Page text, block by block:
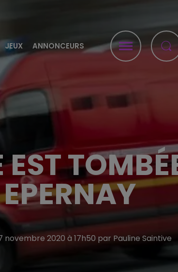
JEUX ANNONCEURS
EPERNAY
novembre 2020 à 17h50 par Pauline Saintive